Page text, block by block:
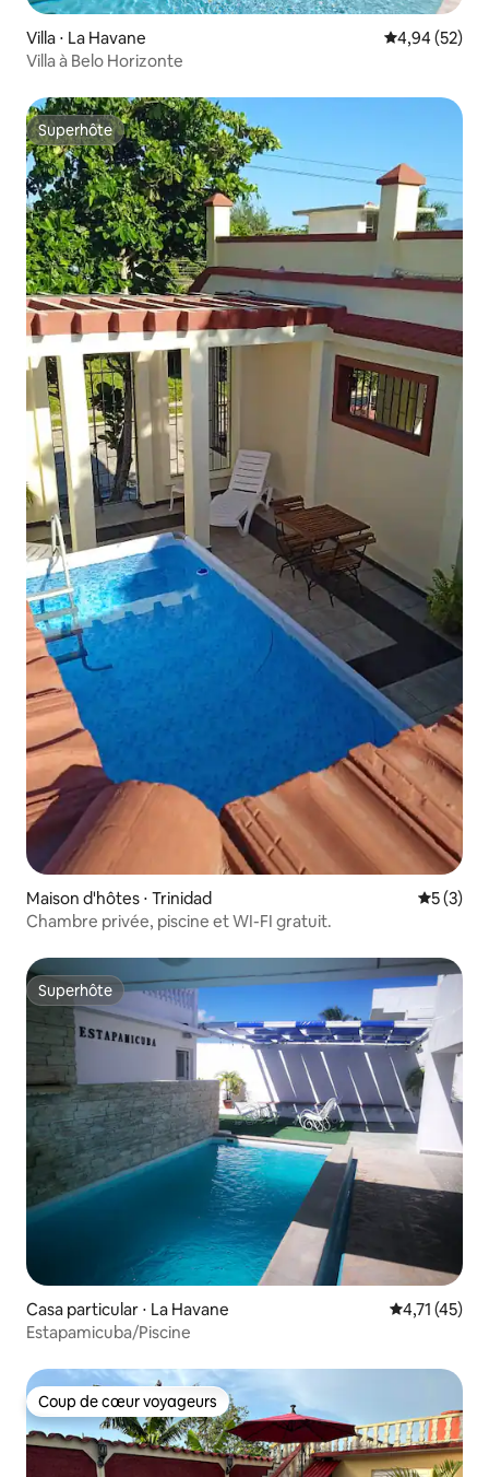
Villa ⋅ La Havane Évaluation
4,94 (52)
Villa à Belo Horizonte
Superhôte
Superhôte
Maison d'hôtes ⋅ Trinidad
5 (3)
Chambre privée, piscine et WI-FI gratuit.
Superhôte
Superhôte
Casa particular ⋅ La Havane Évaluation
4,71 (45)
Estapamicuba/Piscine
Coup de cœur voyageurs
Coup de cœur voyageurs